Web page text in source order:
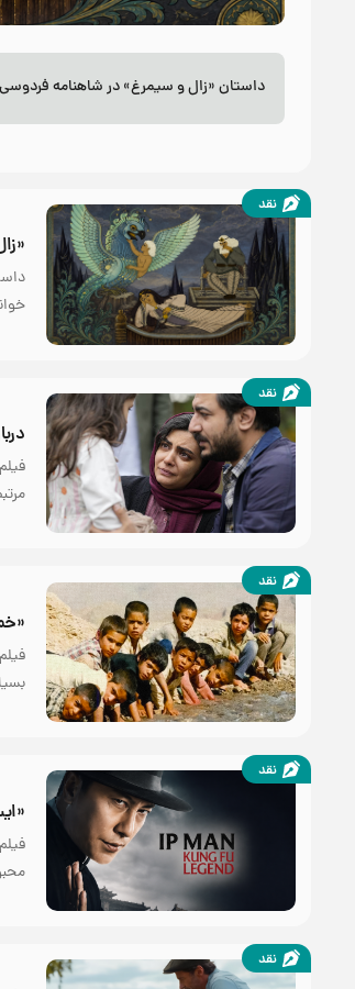
داستان «زال و سیمرغ» در شاهنامه فردوسی
نقد
نقد
نقد
نقد
نقد